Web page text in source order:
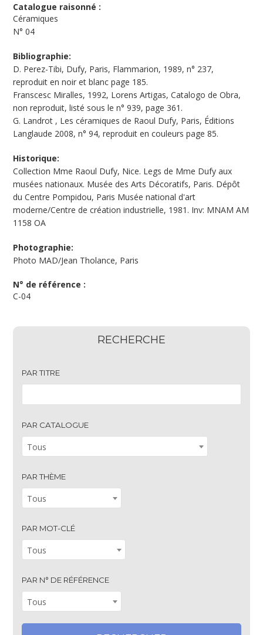
Catalogue raisonné :
Céramiques
N° 04
Bibliographie:
D. Perez-Tibi, Dufy, Paris, Flammarion, 1989, n° 237,
reproduit en noir et blanc page 185.
Franscesc Miralles, 1992, Lorens Artigas, Catalogo de Obra,
non reproduit, listé sous le n° 939, page 361.
G. Landrot , Les céramiques de Raoul Dufy, Paris, Éditions
Langlaude 2008, n° 94, reproduit en couleurs page 85.
Historique:
Collection Mme Raoul Dufy, Nice. Legs de Mme Dufy aux
musées nationaux. Musée des Arts Décoratifs, Paris. Dépôt
du Centre Pompidou, Paris Musée national d'art
moderne/Centre de création industrielle, 1981. Inv: MNAM AM
1158 OA
Photographie:
Photo MAD/Jean Tholance, Paris
N° de référence :
C-04
RECHERCHE
PAR TITRE
PAR CATALOGUE
Tous
PAR THÈME
Tous
PAR MOT-CLÉ
Tous
PAR N° DE RÉFÉRENCE
Tous